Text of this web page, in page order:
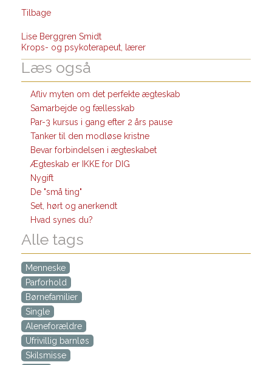
Tilbage
Lise Berggren Smidt
Krops- og psykoterapeut, lærer
Læs også
Afliv myten om det perfekte ægteskab
Samarbejde og fællesskab
Par-3 kursus i gang efter 2 års pause
Tanker til den modløse kristne
Bevar forbindelsen i ægteskabet
Ægteskab er IKKE for DIG
Nygift
De "små ting"
Set, hørt og anerkendt
Hvad synes du?
Alle tags
Menneske
Parforhold
Børnefamilier
Single
Aleneforældre
Ufrivillig barnløs
Skilsmisse